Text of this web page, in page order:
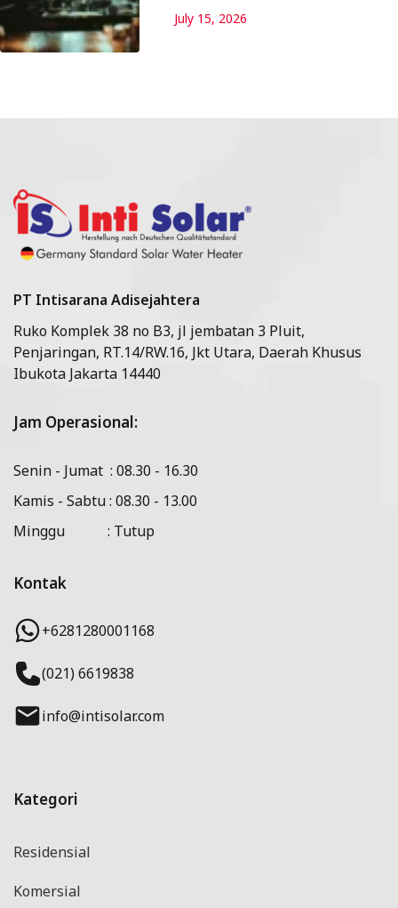
July 15, 2026
PT Intisarana Adisejahtera
Ruko Komplek 38 no B3, jl jembatan 3 Pluit,
Penjaringan, RT.14/RW.16, Jkt Utara, Daerah Khusus
Ibukota Jakarta 14440
Jam Operasional:
Senin - Jumat : 08.30 - 16.30
Kamis - Sabtu : 08.30 - 13.00
Minggu : Tutup
Kontak
+6281280001168
(021) 6619838
info@intisolar.com
Kategori
Residensial
Komersial